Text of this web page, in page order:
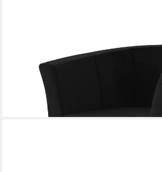
Sessel Niko, Freistehender, 65x71x76 cm
121,00 €
lieferbar in 3 Wochen